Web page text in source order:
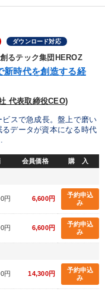
と経営
産市況予測」＋「市場
成功哲学・人間学
ンキング〉＆新刊・好
ダウンロード対応
るテック集団HEROZ
新時代を創造する経
代表取締役CEO)
スで急成長。盤上で磨い
データが資本になる時代
会員価格 購 入
円 6,600円
予約申込
み
円 6,600円
予約申込
み
円 14,300円
予約申込
み